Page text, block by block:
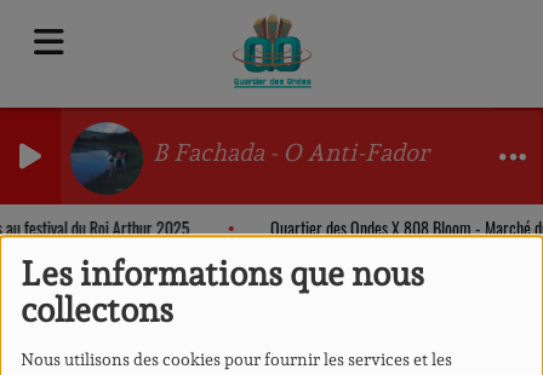
Les informations que nous
collectons
Nous utilisons des cookies pour fournir les services et les
B Fachada - O Anti-Fador
au festival du Roi Arthur 2025 Quartier des Ondes X 808 Bloom - Marché